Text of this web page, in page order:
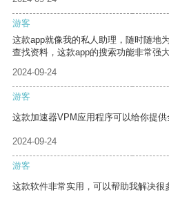
游客
这款app就像我的私人助理，随时随地
查找资料，这款app的搜索功能非常强
2024-09-24
游客
这款加速器VPM应用程序可以给你提供
2024-09-24
游客
这款软件非常实用，可以帮助我解决很